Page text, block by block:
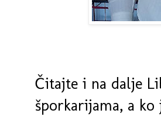
Čitajte i na dalje
šporkarijama, a